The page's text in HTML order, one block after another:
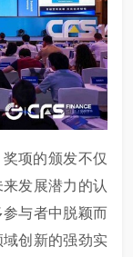
项的颁发不仅
发展潜力的认
与者中脱颖而
创新的强劲实